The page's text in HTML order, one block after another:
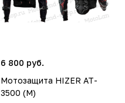
6 800 руб.
Мотозащита HIZER AT-
3500 (M)